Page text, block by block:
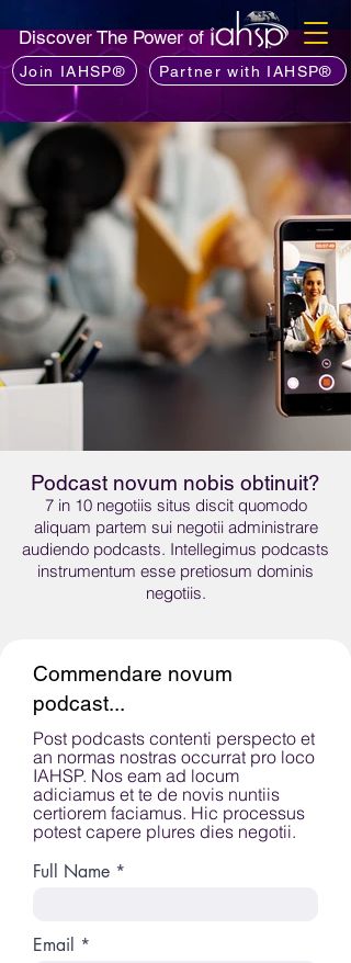
Discover The Power of
Join IAHSP® Partner with IAHSP®
Podcast novum nobis obtinuit?
7 in 10 negotiis situs discit quomodo
aliquam partem sui negotii administrare
audiendo podcasts. Intellegimus podcasts
instrumentum esse pretiosum dominis
negotiis.
Commendare novum
podcast...
Post podcasts contenti perspecto et
an normas nostras occurrat pro loco
IAHSP. Nos eam ad locum
adiciamus et te de novis nuntiis
certiorem faciamus. Hic processus
potest capere plures dies negotii.
Full Name
Email